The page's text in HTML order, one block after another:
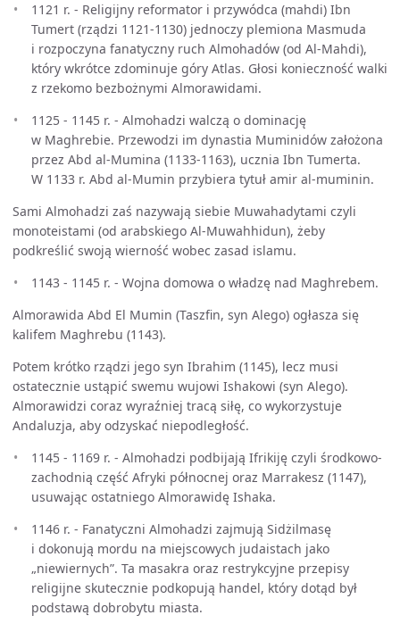
1121 r. - Religijny reformator i przywódca (mahdi) Ibn
Tumert (rządzi 1121-1130) jednoczy plemiona Masmuda
i rozpoczyna fanatyczny ruch Almohadów (od Al-Mahdi),
który wkrótce zdominuje góry Atlas. Głosi konieczność walki
z rzekomo bezbożnymi Almorawidami.
1125 - 1145 r. - Almohadzi walczą o dominację
w Maghrebie. Przewodzi im dynastia Muminidów założona
przez Abd al-Mumina (1133-1163), ucznia Ibn Tumerta.
W 1133 r. Abd al-Mumin przybiera tytuł amir al-muminin.
Sami Almohadzi zaś nazywają siebie Muwahadytami czyli
monoteistami (od arabskiego Al-Muwahhidun), żeby
podkreślić swoją wierność wobec zasad islamu.
1143 - 1145 r. - Wojna domowa o władzę nad Maghrebem.
Almorawida Abd El Mumin (Taszfin, syn Alego) ogłasza się
kalifem Maghrebu (1143).
Potem krótko rządzi jego syn Ibrahim (1145), lecz musi
ostatecznie ustąpić swemu wujowi Ishakowi (syn Alego).
Almorawidzi coraz wyraźniej tracą siłę, co wykorzystuje
Andaluzja, aby odzyskać niepodległość.
1145 - 1169 r. - Almohadzi podbijają Ifrikiję czyli środkowo-
zachodnią część Afryki północnej oraz Marrakesz (1147),
usuwając ostatniego Almorawidę Ishaka.
1146 r. - Fanatyczni Almohadzi zajmują Sidżilmasę
i dokonują mordu na miejscowych judaistach jako
„niewiernych”. Ta masakra oraz restrykcyjne przepisy
religijne skutecznie podkopują handel, który dotąd był
podstawą dobrobytu miasta.